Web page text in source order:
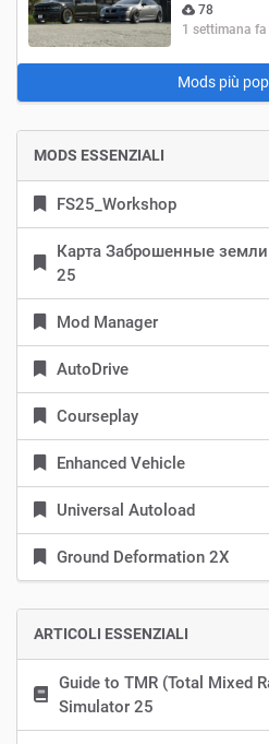
78
1 settimana fa
Mods più
MODS ESSENZIALI
FS25_Workshop
Карта Заброшенные
25
Mod Manager
AutoDrive
Courseplay
Enhanced Vehicle
Universal Autoload
Ground Deformation 2X
ARTICOLI ESSENZIALI
Guide to TMR (Total Mixed
Simulator 25